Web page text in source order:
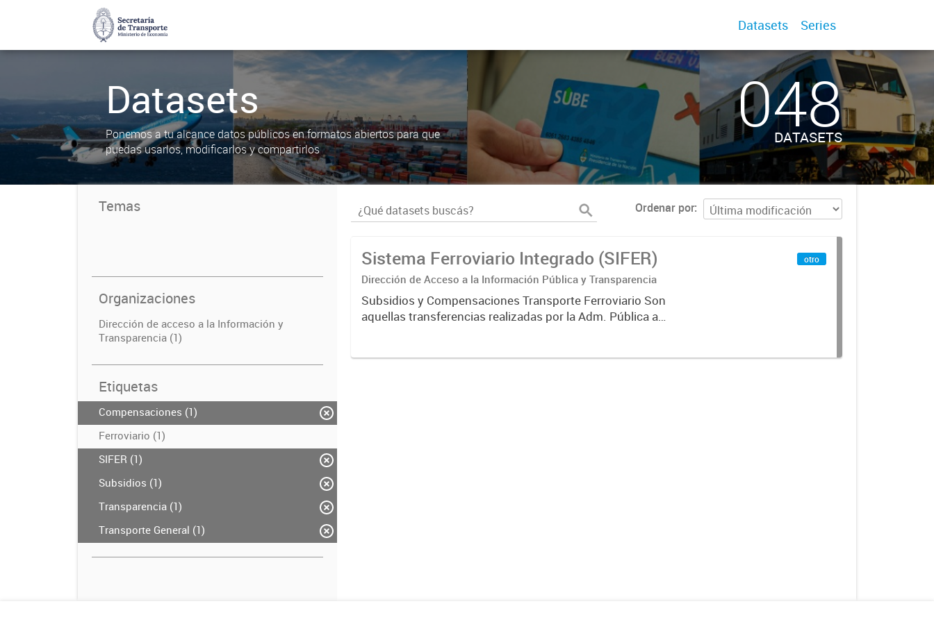
Datasets Series
Datasets
Ponemos a tu alcance datos públicos en formatos abiertos para que
puedas usarlos, modificarlos y compartirlos
048
DATASETS
Temas
Organizaciones
Dirección de acceso a la Información y
Transparencia (1)
Etiquetas
Compensaciones (1)
Ferroviario (1)
SIFER (1)
Subsidios (1)
Transparencia (1)
Transporte General (1)
Ordenar por
Sistema Ferroviario Integrado (SIFER)
Dirección de Acceso a la Información Pública y Transparencia
Subsidios y Compensaciones Transporte Ferroviario Son
aquellas transferencias realizadas por la Adm. Pública a
otro